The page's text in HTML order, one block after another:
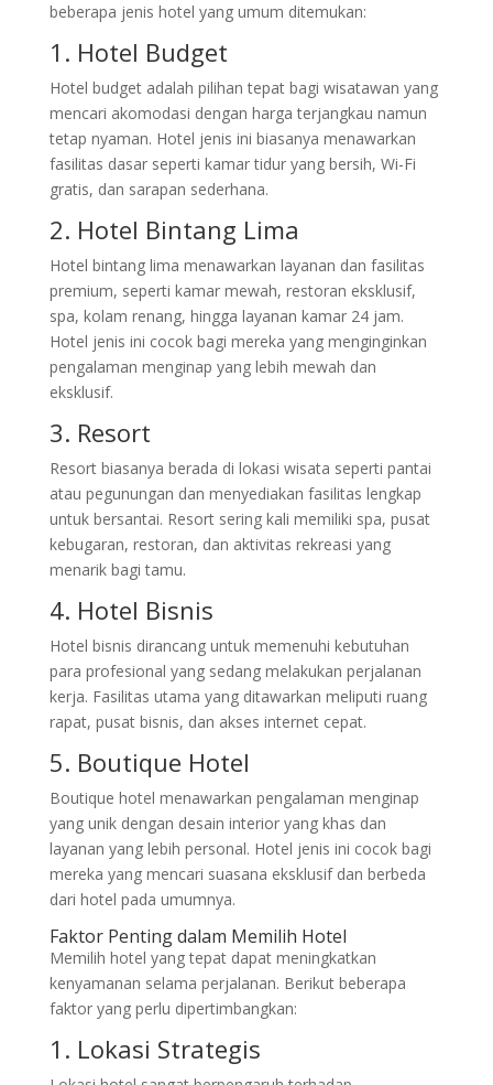
beberapa jenis hotel yang umum ditemukan:
1. Hotel Budget
Hotel budget adalah pilihan tepat bagi wisatawan yang
mencari akomodasi dengan harga terjangkau namun
tetap nyaman. Hotel jenis ini biasanya menawarkan
fasilitas dasar seperti kamar tidur yang bersih, Wi-Fi
gratis, dan sarapan sederhana.
2. Hotel Bintang Lima
Hotel bintang lima menawarkan layanan dan fasilitas
premium, seperti kamar mewah, restoran eksklusif,
spa, kolam renang, hingga layanan kamar 24 jam.
Hotel jenis ini cocok bagi mereka yang menginginkan
pengalaman menginap yang lebih mewah dan
eksklusif.
3. Resort
Resort biasanya berada di lokasi wisata seperti pantai
atau pegunungan dan menyediakan fasilitas lengkap
untuk bersantai. Resort sering kali memiliki spa, pusat
kebugaran, restoran, dan aktivitas rekreasi yang
menarik bagi tamu.
4. Hotel Bisnis
Hotel bisnis dirancang untuk memenuhi kebutuhan
para profesional yang sedang melakukan perjalanan
kerja. Fasilitas utama yang ditawarkan meliputi ruang
rapat, pusat bisnis, dan akses internet cepat.
5. Boutique Hotel
Boutique hotel menawarkan pengalaman menginap
yang unik dengan desain interior yang khas dan
layanan yang lebih personal. Hotel jenis ini cocok bagi
mereka yang mencari suasana eksklusif dan berbeda
dari hotel pada umumnya.
Faktor Penting dalam Memilih Hotel
Memilih hotel yang tepat dapat meningkatkan
kenyamanan selama perjalanan. Berikut beberapa
faktor yang perlu dipertimbangkan:
1. Lokasi Strategis